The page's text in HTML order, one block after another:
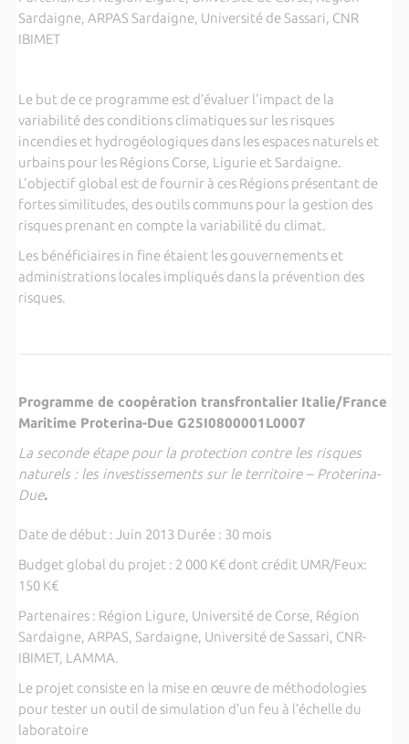
Sardaigne, ARPAS Sardaigne, Université de Sassari, CNR
IBIMET
Le but de ce programme est d’évaluer l'impact de la
variabilité des conditions climatiques sur les risques
incendies et hydrogéologiques dans les espaces naturels et
urbains pour les Régions Corse, Ligurie et Sardaigne.
L'objectif global est de fournir à ces Régions présentant de
fortes similitudes, des outils communs pour la gestion des
risques prenant en compte la variabilité du climat.
Les bénéficiaires in fine étaient les gouvernements et
administrations locales impliqués dans la prévention des
risques.
Programme de coopération transfrontalier Italie/France
Maritime Proterina-Due G25I0800001L0007
La seconde étape pour la protection contre les risques
naturels : les investissements sur le territoire – Proterina-
Due.
Date de début : Juin 2013 Durée : 30 mois
Budget global du projet : 2 000 K€ dont crédit UMR/Feux:
150 K€
Partenaires : Région Ligure, Université de Corse, Région
Sardaigne, ARPAS, Sardaigne, Université de Sassari, CNR-
IBIMET, LAMMA.
Le projet consiste en la mise en œuvre de méthodologies
pour tester un outil de simulation d’un feu à l’échelle du
laboratoire